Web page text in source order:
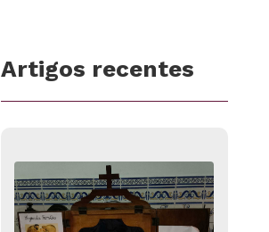
Artigos recentes